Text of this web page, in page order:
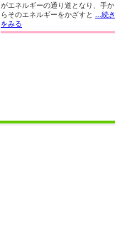
がエネルギーの通り道となり、手か
らそのエネルギーをかざすと
...続き
をみる